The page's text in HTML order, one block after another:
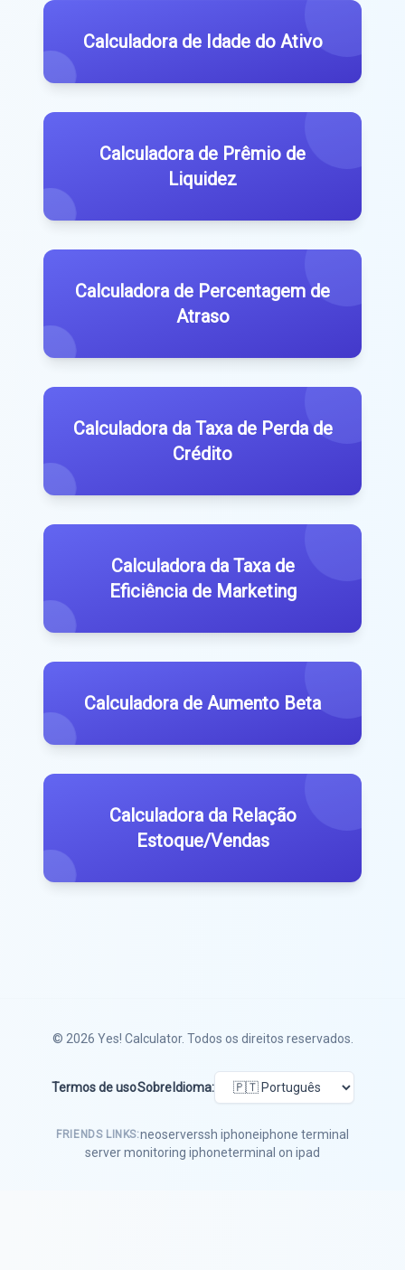
Calculadora de Idade do Ativo
Calculadora de Prêmio de
Liquidez
Calculadora de Percentagem de
Atraso
Calculadora da Taxa de Perda de
Crédito
Calculadora da Taxa de
Eficiência de Marketing
Calculadora de Aumento Beta
Calculadora da Relação
Estoque/Vendas
© 2026 Yes! Calculator. Todos os direitos reservados.
Termos de usoSobre Idioma:
FRIENDS LINKS:neoserverssh iphoneiphone terminal
server monitoring iphoneterminal on ipad